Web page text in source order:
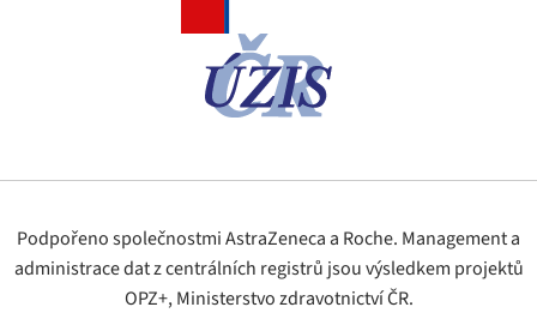
Podpořeno společnostmi AstraZeneca a Roche. Management a
administrace dat z centrálních registrů jsou výsledkem projektů
OPZ+, Ministerstvo zdravotnictví ČR.